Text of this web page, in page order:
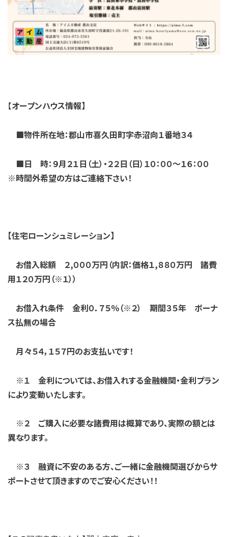
【オープンハウス情報】
■物件所在地：郡山市喜久田町字赤沼向１番地３４
■日 時：９月２１日（土）・２２日（日）１０：００～１６：００
※時間外希望の方はご連絡下さい！
【住宅ローンシュミレーション】
お借入総額 ２,０００万円（内訳：価格１,８８０万円 諸費
用１２０万円（※１））
お借入れ条件 金利０．７５％（※２） 期間３５年 ボーナ
ス払無の場合
月々５４，１５７円のお支払いです！
※１ 金利については、お借入れする金融機関・金利プラン
により変動いたします。
※２ ご購入に必要な諸費用は概算であり、実際の額とは
異なります。
※３ 融資に不安のある方、ご一緒に金融機関選びからサ
ポートさせて頂きますのでご安心ください！！